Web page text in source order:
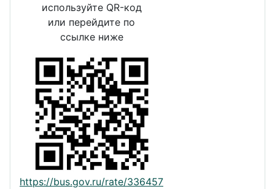
используйте QR-код
или перейдите по
ссылке ниже
https://bus.gov.ru/rate/336457